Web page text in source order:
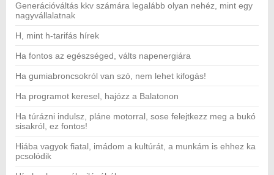
Generációváltás kkv számára legalább olyan nehéz, mint egy
nagyvállalatnak
H, mint h-tarifás hírek
Ha fontos az egészséged, válts napenergiára
Ha gumiabroncsokról van szó, nem lehet kifogás!
Ha programot keresel, hajózz a Balatonon
Ha túrázni indulsz, pláne motorral, sose felejtkezz meg a bukó
sisakról, ez fontos!
Hiába vagyok fiatal, imádom a kultúrát, a munkám is ehhez ka
pcsolódik